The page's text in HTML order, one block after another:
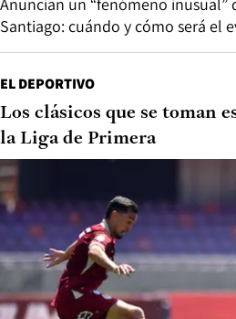
Anuncian un “fenómeno inusual”
Santiago: cuándo y cómo será el
EL DEPORTIVO
Los clásicos que se toman
la Liga de Primera